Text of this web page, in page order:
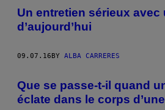
Un entretien sérieux avec
d’aujourd’hui
09.07.16BY ALBA CARRERES
Que se passe-t-il quand
éclate dans le corps